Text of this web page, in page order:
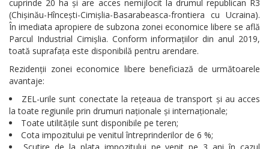
Arhivă
Serviciul
Juridic
Serviciul
Audit
Declarații
cuprinde 20 ha și are acces nemijlocit la drumul republican R3
(Chișinău-Hîncești-Cimișlia-Basarabeasca-frontiera cu Ucraina).
În imediata apropiere de subzona zonei economice libere se află
Parcul Industrial Cimișlia. Conform informațiilor din anul 2019,
toată suprafața este disponibilă pentru arendare.
Rezidenții zonei economice libere beneficiază de următoarele
avantaje:
ZEL-urile sunt conectate la rețeaua de transport și au acces
la toate regiunile prin drumuri naționale și internaționale;
Toate utilitățile sunt disponibile pe teren;
Cota impozitului pe venitul întreprinderilor de 6 %;